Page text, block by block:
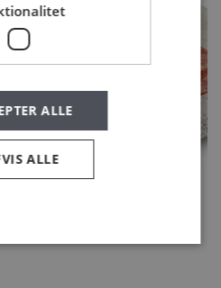
ALLE
ALLE